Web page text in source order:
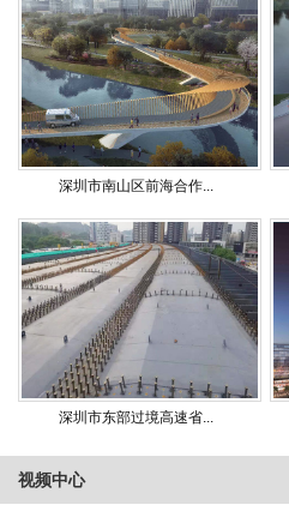
深圳市南山区前海合作...
深圳市东部过境高速省...
视频中心